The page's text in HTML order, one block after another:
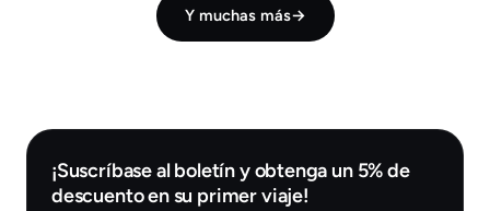
Y muchas más→
¡Suscríbase al boletín y obtenga un 5% de
descuento en su primer viaje!